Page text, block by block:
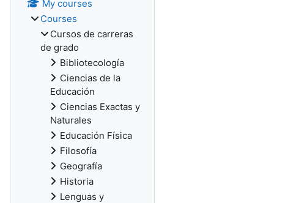
My courses
Courses
Cursos de carreras
de grado
Bibliotecología
Ciencias de la
Educación
Ciencias Exactas y
Naturales
Educación Física
Filosofía
Geografía
Historia
Lenguas y